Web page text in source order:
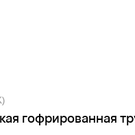
гофрированная